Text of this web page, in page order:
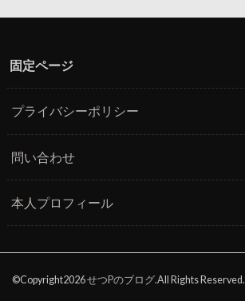
固定ページ
プライバシーポリシー
問い合わせ
本人プロフィール
©Copyright2026せつPのブログ.All Rights Reserved.